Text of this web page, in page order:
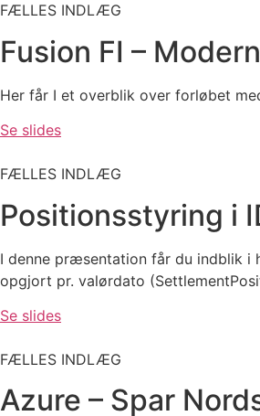
FÆLLES INDLÆG
Fusion FI –
Her får I et overblik over forløbet
Se slides
FÆLLES INDLÆG
Positionsstyring i
I denne præsentation får du indblik i
opgjort pr. valørdato
Se slides
FÆLLES INDLÆG
Azure – Spar